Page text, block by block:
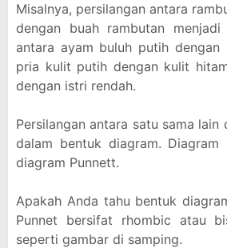
Misalnya, persilangan antara
dengan buah rambutan menjadi
antara ayam buluh putih dengan
pria kulit putih dengan kulit
dengan istri rendah.
Persilangan antara satu sama lain
dalam bentuk diagram. Diagram
diagram Punnett.
Apakah Anda tahu bentuk
Punnet bersifat rhombic atau
seperti gambar di samping.